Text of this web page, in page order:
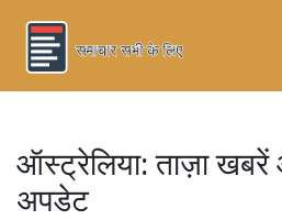
ऑस्ट्रेलिया: ताज़ा खबरें
अपडेट